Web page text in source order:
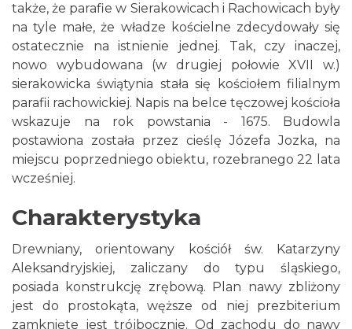
także, że parafie w Sierakowicach i Rachowicach były
na tyle małe, że władze kościelne zdecydowały się
ostatecznie na istnienie jednej. Tak, czy inaczej,
nowo wybudowana (w drugiej połowie XVII w.)
sierakowicka świątynia stała się kościołem filialnym
parafii rachowickiej. Napis na belce tęczowej kościoła
wskazuje na rok powstania - 1675. Budowla
postawiona została przez cieślę Józefa Jozka, na
miejscu poprzedniego obiektu, rozebranego 22 lata
wcześniej.
Charakterystyka
Drewniany, orientowany kościół św. Katarzyny
Aleksandryjskiej, zaliczany do typu śląskiego,
posiada konstrukcję zrębową. Plan nawy zbliżony
jest do prostokąta, węższe od niej prezbiterium
zamknięte jest trójbocznie. Od zachodu do nawy